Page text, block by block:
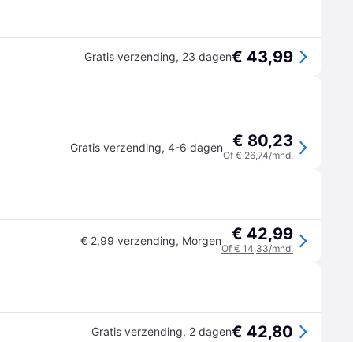
Gratis verzending, 23 dagen€ 43,99
Gratis verzending, 4-6 dagen € 80,23
Of € 26,74/mnd.
€ 2,99 verzending, Morgen € 42,99
Of € 14,33/mnd.
Gratis verzending, 2 dagen€ 42,80